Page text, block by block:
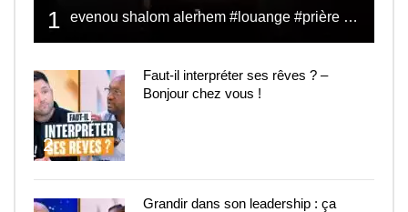
1 evenou shalom alerhem #louange #prière #shalom
2
Faut-il interpréter ses rêves ? –
Bonjour chez vous !
Grandir dans son leadership : ça